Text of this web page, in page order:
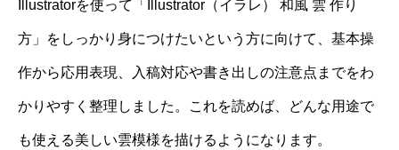
Illustratorを使って「Illustrator（イラレ） 和風 雲 作り
方」をしっかり身につけたいという方に向けて、基本操
作から応用表現、入稿対応や書き出しの注意点までをわ
かりやすく整理しました。これを読めば、どんな用途で
も使える美しい雲模様を描けるようになります。